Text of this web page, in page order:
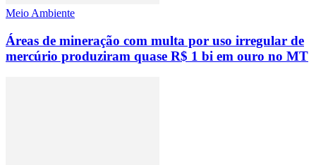
Meio Ambiente
Áreas de mineração com multa por uso irregular de
mercúrio produziram quase R$ 1 bi em ouro no MT